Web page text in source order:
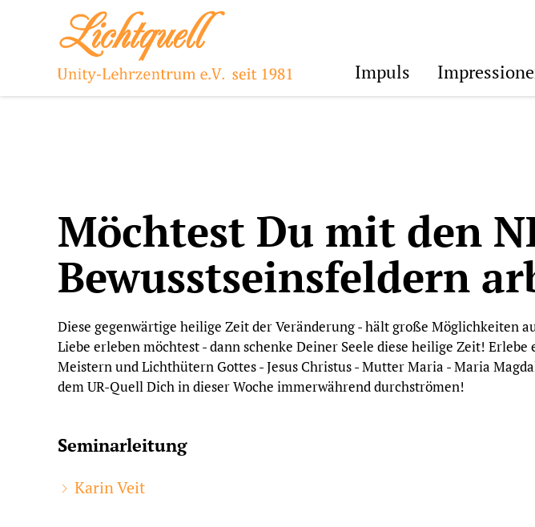
Impuls
Möchtest Du mit den
Bewusstseinsfeldern
Diese gegenwärtige heilige Zeit der Veränderung - hält große Möglichkeiten
Liebe erleben möchtest - dann schenke Deiner Seele diese heilige Zeit!
Meistern und Lichthütern Gottes - Jesus Christus - Mutter Maria - Maria
dem UR-Quell Dich in dieser Woche immerwährend durchströmen!
Seminarleitung
Karin Veit